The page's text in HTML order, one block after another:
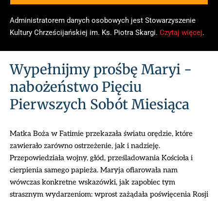
Administratorem danych osobowych jest Stowarzyszenie
Kultury Chrześcijańskiej im. Ks. Piotra Skargi. Czytaj więcej.
Wypełnijmy prośbę Maryi -
nabożeństwo Pięciu
Pierwszych Sobót Miesiąca
Matka Boża w Fatimie przekazała światu orędzie, które
zawierało zarówno ostrzeżenie, jak i nadzieję.
Przepowiedziała wojny, głód, prześladowania Kościoła i
cierpienia samego papieża. Maryja ofiarowała nam
wówczas konkretne wskazówki, jak zapobiec tym
strasznym wydarzeniom: wprost zażądała poświęcenia Rosji